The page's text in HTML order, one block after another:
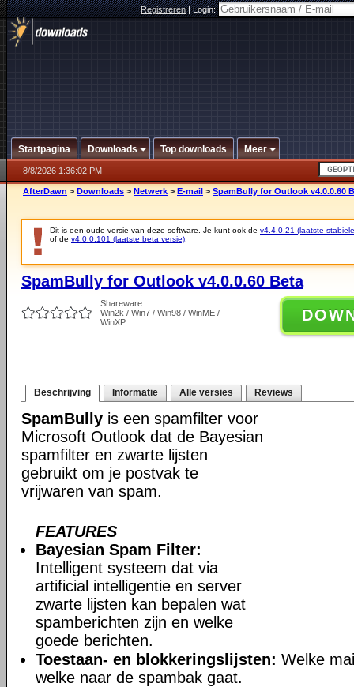
Registreren|Login:
Startpagina Downloads Top downloads Meer
8/8/2026 1:36:02 PM
AfterDawn > Downloads > Netwerk > E-mail > SpamBully for Outlook v4.0.0.60
Dit is een oude versie van deze software. Je kunt ook de v4.4.0.21 (laatste
of de v4.0.0.101 (laatste beta versie)
SpamBully for Outlook v4.0.0.60 Beta
Shareware
Win2k / Win7 / Win98 / WinME /
WinXP
Beschrijving Informatie Alle versies Reviews
SpamBully is een spamfilter voor
Microsoft Outlook dat de Bayesian
spamfilter en zwarte lijsten
gebruikt om je postvak te
vrijwaren van spam.
FEATURES
Bayesian Spam Filter:
Intelligent systeem dat via
artificial intelligentie en server
zwarte lijsten kan bepalen wat
spamberichten zijn en welke
goede berichten.
Toestaan- en blokkeringslijsten: Welke
welke naar de spambak gaat.